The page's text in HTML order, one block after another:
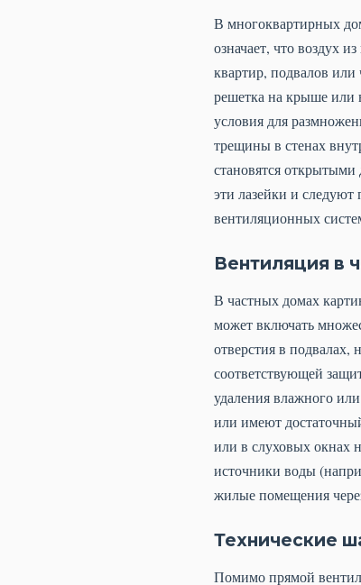
В многоквартирных
означает, что воздух
квартир, подвалов
решетка на крыше или
условия для
трещины в стенах
становятся
эти лазейки и
вентиляционных
Вентиляция в
В частных домах
может включать
отверстия в подвалах,
соответствующей
удаления влажного
или имеют
или в слуховых окнах
источники воды
жилые помещения
Технические
Помимо прямой